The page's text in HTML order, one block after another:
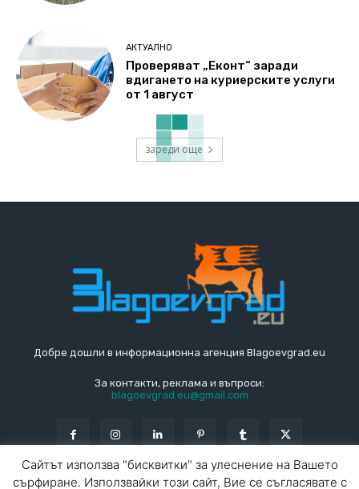
АКТУАЛНО
Проверяват „Еконт“ заради
вдигането на куриерските услуги
от 1 август
зареди още
Добре дошли в информационна агенция Blagoevgrad.eu
За контакти, реклама и въпроси:
blagoevgrad.eu@gmail.com
Сайтът използва "бисквитки" за улеснение на Вашето
сърфиране. Използвайки този сайт, Вие се съгласявате с